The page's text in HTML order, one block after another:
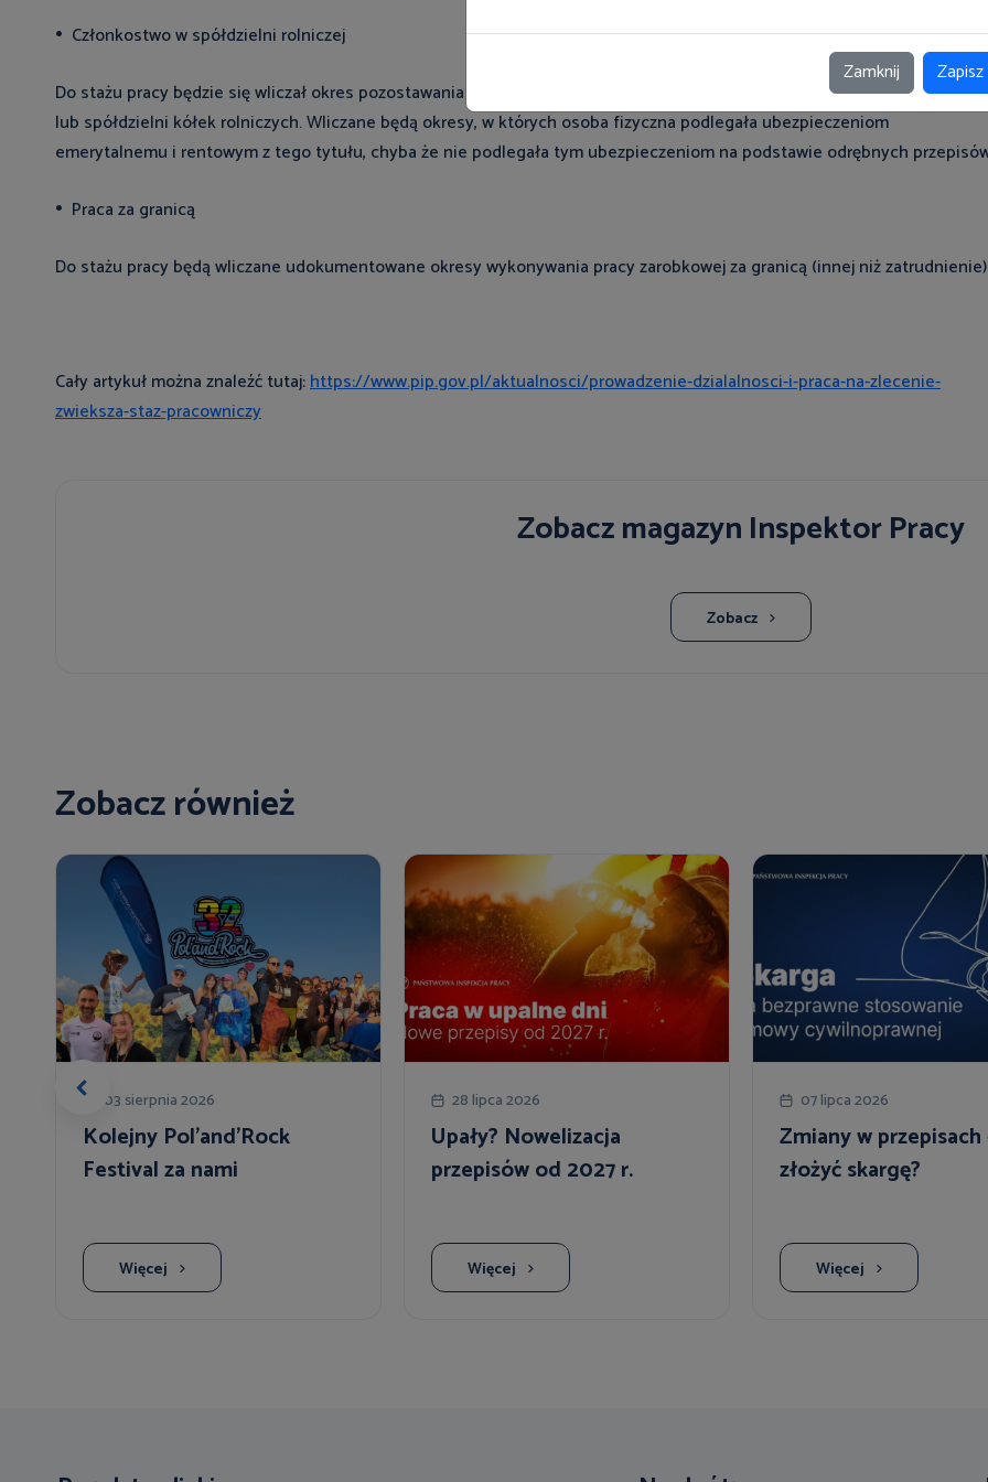
Członkostwo w spółdzielni rolniczej
Do stażu pracy będzie się wliczał okres pozostawania przez osobę fizyczną członkiem rolniczej spółdzielni produkcyjnej
lub spółdzielni kółek rolniczych. Wliczane będą okresy, w których osoba fizyczna podlegała ubezpieczeniom
emerytalnemu i rentowym z tego tytułu, chyba że nie podlegała tym ubezpieczeniom na podstawie odrębnych
Praca za granicą
Do stażu pracy będą wliczane udokumentowane okresy wykonywania pracy zarobkowej za granicą (innej niż
Cały artykuł można znaleźć tutaj:https://www.pip.gov.pl/aktualnosci/prowadzenie-dzialalnosci-i-praca-na-zlecenie-
zwieksza-staz-pracowniczy
Zobacz magazyn Inspektor Pracy
Zobacz
Zobacz również
03 sierpnia 2026
Kolejny Pol'and'Rock
Festival za nami
Więcej
28 lipca 2026
Upały? Nowelizacja
przepisów od 2027 r.
Więcej
07 lipca 2026
Zmiany w
złożyć skargę?
Więcej
Zamknij Zapisz